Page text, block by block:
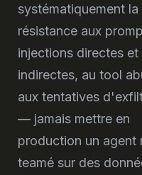
systématiquement la
résistance aux
injections directes et
indirectes, au tool
aux tentatives
— jamais mettre en
production un agent
teamé sur des